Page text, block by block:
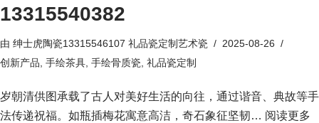
13315540382
由 绅士虎陶瓷13315546107 礼品瓷定制艺术瓷
2025-08-26
创新产品 手绘茶具 手绘骨质瓷 礼品瓷定制
岁朝清供图承载了古人对美好生活的向往，通过谐音、典故等手
法传递祝福。如瓶插梅花寓意高洁，奇石象征坚韧… 阅读更多